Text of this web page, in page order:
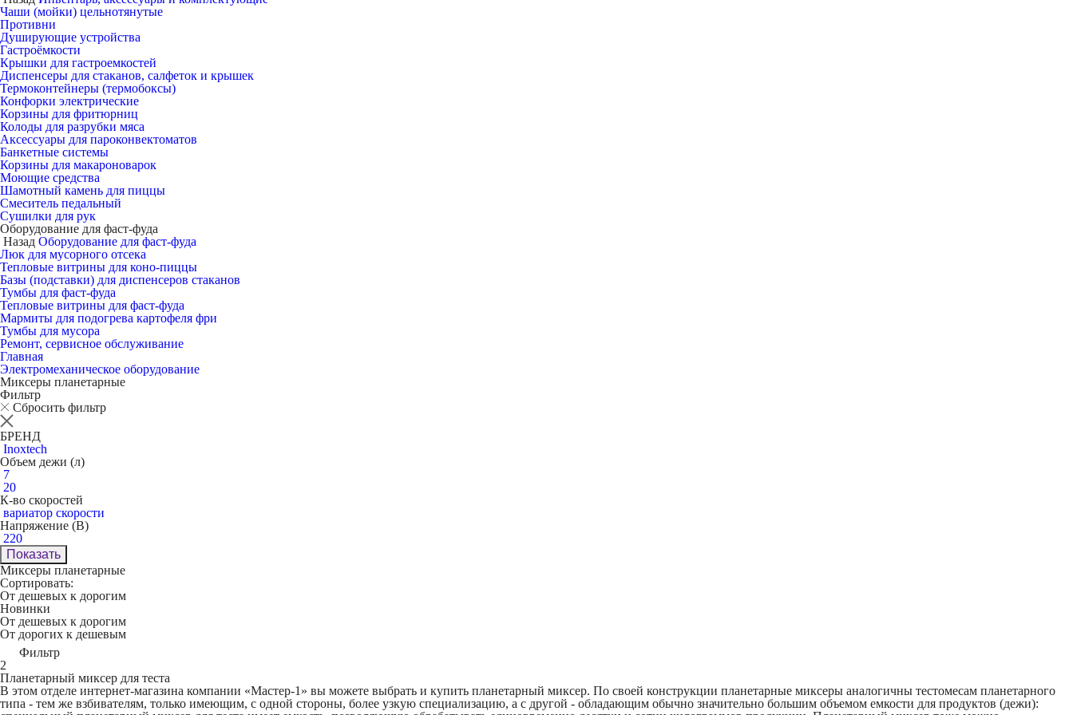
Чаши (мойки) цельнотянутые
Противни
Душирующие устройства
Гастроёмкости
Крышки для гастроемкостей
Диспенсеры для стаканов, салфеток и крышек
Термоконтейнеры (термобоксы)
Конфорки электрические
Корзины для фритюрниц
Колоды для разрубки мяса
Аксессуары для пароконвектоматов
Банкетные системы
Корзины для макароноварок
Моющие средства
Шамотный камень для пиццы
Смеситель педальный
Сушилки для рук
Оборудование для фаст-фуда
Назад Оборудование для фаст-фуда
Люк для мусорного отсека
Тепловые витрины для коно-пиццы
Базы (подставки) для диспенсеров стаканов
Тумбы для фаст-фуда
Тепловые витрины для фаст-фуда
Мармиты для подогрева картофеля фри
Тумбы для мусора
Ремонт, сервисное обслуживание
Главная
Электромеханическое оборудование
Миксеры планетарные
Фильтр
Сбросить фильтр
БРЕНД
Inoxtech
Объем дежи (л)
7
20
К-во скоростей
вариатор скорости
Напряжение (В)
220
Показать
Миксеры планетарные
Сортировать:
От дешевых к дорогим
Новинки
От дешевых к дорогим
От дорогих к дешевым
Фильтр
2
Планетарный миксер для теста
В этом отделе интернет-магазина компании «Мастер-1» вы можете выбрать и купить планетарный миксер. По своей конструкции планетарные миксеры аналогичны тестомесам планетарного
типа - тем же взбивателям, только имеющим, с одной стороны, более узкую специализацию, а с другой - обладающим обычно значительно большим объемом емкости для продуктов (дежи):